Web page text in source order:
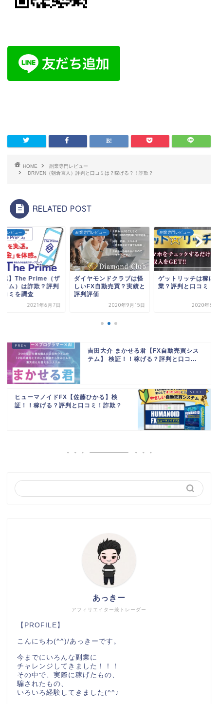
HOME
副業専門レビュー
DRIVEN（朝倉直人）評判と口コミは？稼げる？！詐欺？
RELATED POST
門レビュー
業】The Prime（ザ
イム）は詐欺？評判
コミを調査
2021年6月7日
副業専門レビュー
ダイヤモンドクラブは怪
しいFX自動売買？実績と
評判評価
2020年9月15日
副業専門レビュー
ゲットリッチは稼げ
業？評判と口コミ
2020年8
吉田大介 まかせる君【FX自動売買シス
テム】 検証！！稼げる？評判と口コ...
ヒューマノイドFX【佐藤ひかる】検
証！！稼げる？評判と口コミ！詐欺？
アフィリエイター兼トレーダー
あっきー
【PROFILE】
こんにちわ(^^)/あっきーです。
今までにいろんな副業に
チャレンジしてきました！！！
その中で、実際に稼げたもの、
騙されたもの、
いろいろ経験してきました(^^♪